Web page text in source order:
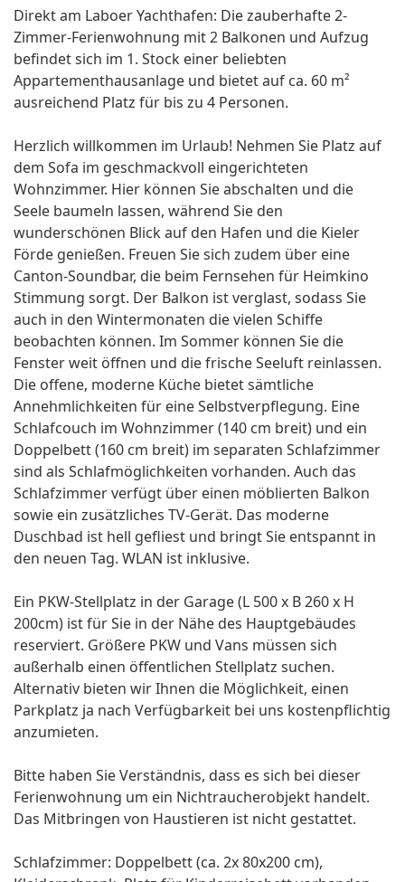
Direkt am Laboer Yachthafen: Die zauberhafte 2-
Zimmer-Ferienwohnung mit 2 Balkonen und Aufzug
befindet sich im 1. Stock einer beliebten
Appartementhausanlage und bietet auf ca. 60 m²
ausreichend Platz für bis zu 4 Personen.
Herzlich willkommen im Urlaub! Nehmen Sie Platz auf
dem Sofa im geschmackvoll eingerichteten
Wohnzimmer. Hier können Sie abschalten und die
Seele baumeln lassen, während Sie den
wunderschönen Blick auf den Hafen und die Kieler
Förde genießen. Freuen Sie sich zudem über eine
Canton-Soundbar, die beim Fernsehen für Heimkino
Stimmung sorgt. Der Balkon ist verglast, sodass Sie
auch in den Wintermonaten die vielen Schiffe
beobachten können. Im Sommer können Sie die
Fenster weit öffnen und die frische Seeluft reinlassen.
Die offene, moderne Küche bietet sämtliche
Annehmlichkeiten für eine Selbstverpflegung. Eine
Schlafcouch im Wohnzimmer (140 cm breit) und ein
Doppelbett (160 cm breit) im separaten Schlafzimmer
sind als Schlafmöglichkeiten vorhanden. Auch das
Schlafzimmer verfügt über einen möblierten Balkon
sowie ein zusätzliches TV-Gerät. Das moderne
Duschbad ist hell gefliest und bringt Sie entspannt in
den neuen Tag. WLAN ist inklusive.
Ein PKW-Stellplatz in der Garage (L 500 x B 260 x H
200cm) ist für Sie in der Nähe des Hauptgebäudes
reserviert. Größere PKW und Vans müssen sich
außerhalb einen öffentlichen Stellplatz suchen.
Alternativ bieten wir Ihnen die Möglichkeit, einen
Parkplatz ja nach Verfügbarkeit bei uns kostenpflichtig
anzumieten.
Bitte haben Sie Verständnis, dass es sich bei dieser
Ferienwohnung um ein Nichtraucherobjekt handelt.
Das Mitbringen von Haustieren ist nicht gestattet.
Schlafzimmer: Doppelbett (ca. 2x 80x200 cm),